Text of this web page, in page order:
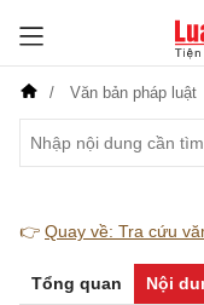
Văn bản pháp luật
👉 Quay về: Tra cứu
Tổng quan Nội